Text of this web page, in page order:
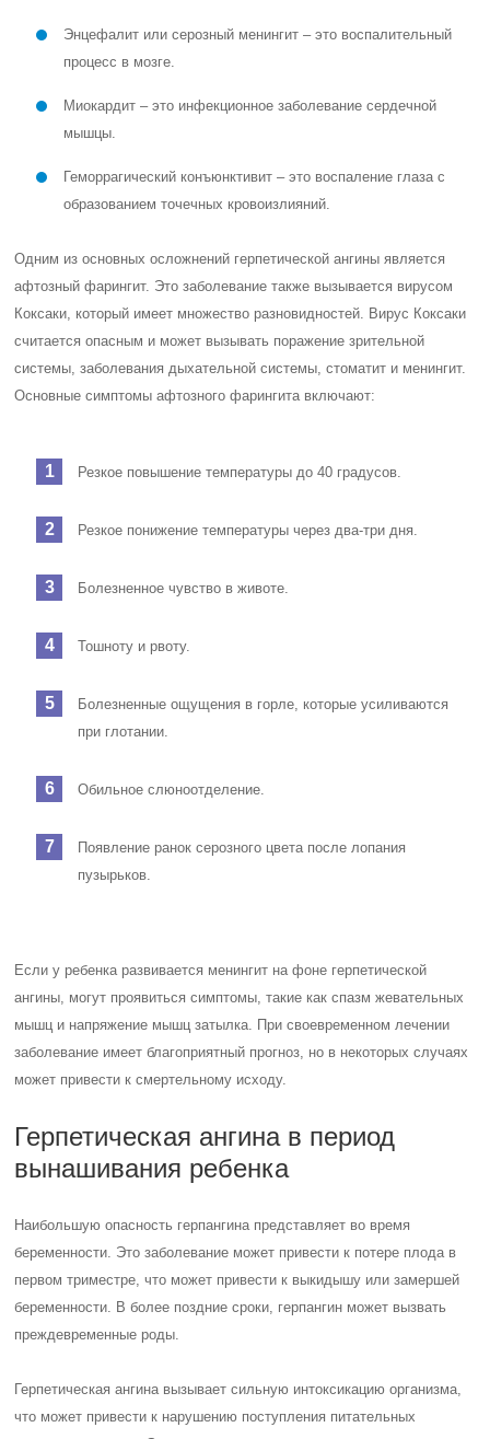
Энцефалит или серозный менингит – это воспалительный
процесс в мозге.
Миокардит – это инфекционное заболевание сердечной
мышцы.
Геморрагический конъюнктивит – это воспаление глаза с
образованием точечных кровоизлияний.
Одним из основных осложнений герпетической ангины является
афтозный фарингит. Это заболевание также вызывается вирусом
Коксаки, который имеет множество разновидностей. Вирус Коксаки
считается опасным и может вызывать поражение зрительной
системы, заболевания дыхательной системы, стоматит и менингит.
Основные симптомы афтозного фарингита включают:
Резкое повышение температуры до 40 градусов.
Резкое понижение температуры через два-три дня.
Болезненное чувство в животе.
Тошноту и рвоту.
Болезненные ощущения в горле, которые усиливаются
при глотании.
Обильное слюноотделение.
Появление ранок серозного цвета после лопания
пузырьков.
Если у ребенка развивается менингит на фоне герпетической
ангины, могут проявиться симптомы, такие как спазм жевательных
мышц и напряжение мышц затылка. При своевременном лечении
заболевание имеет благоприятный прогноз, но в некоторых случаях
может привести к смертельному исходу.
Герпетическая ангина в период
вынашивания ребенка
Наибольшую опасность герпангина представляет во время
беременности. Это заболевание может привести к потере плода в
первом триместре, что может привести к выкидышу или замершей
беременности. В более поздние сроки, герпангин может вызвать
преждевременные роды.
Герпетическая ангина вызывает сильную интоксикацию организма,
что может привести к нарушению поступления питательных